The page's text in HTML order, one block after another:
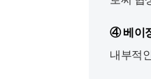
④ 베이
내부적